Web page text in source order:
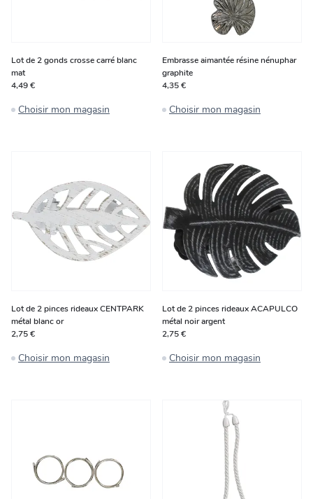
Lot de 2 gonds crosse carré blanc
mat
4,49 €
Choisir mon magasin
Embrasse aimantée résine nénuphar
graphite
4,35 €
Choisir mon magasin
Lot de 2 pinces rideaux CENTPARK
métal blanc or
2,75 €
Choisir mon magasin
Lot de 2 pinces rideaux ACAPULCO
métal noir argent
2,75 €
Choisir mon magasin